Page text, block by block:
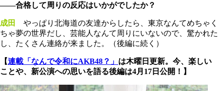
――合格して周りの反応はいかがでしたか？
成田
やっぱり北海道の友達からしたら、東京なんてめちゃく
ちゃ夢の世界だし、芸能人なんて周りにいないので、驚かれた
し、たくさん連絡が来ました。（後編に続く）
【連載「なんで令和にAKB48？」 は木曜日更新。今、楽しい
ことや、新公演への思いを語る後編は4月17日公開！】